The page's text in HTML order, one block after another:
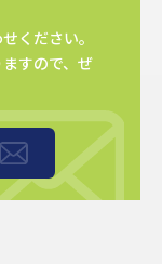
ください。
すので、ぜ